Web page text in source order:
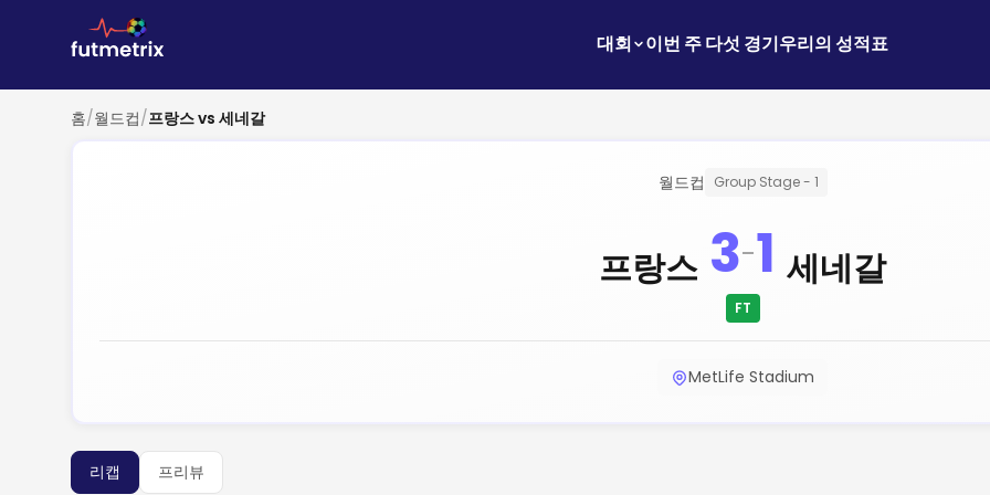
대회 이번 주 다섯 경기우리의 성적표
홈/월드컵/프랑스 vs 세네갈
월드컵 Group Stage - 1
프랑스 3-1
FT
세네갈
MetLife Stadium
리캡 프리뷰